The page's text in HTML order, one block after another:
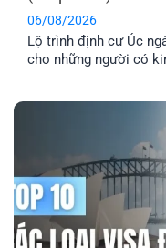
06/08/2026
Lộ trình định cư Úc
cho những người có